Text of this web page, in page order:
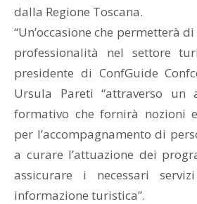
dalla Regione Toscana.
“Un’occasione che permetterà
professionalità nel settore
presidente di ConfGuide
Ursula Pareti “attraverso un
formativo che fornirà nozioni
per l’accompagnamento di
a curare l’attuazione dei
assicurare i necessari
informazione turistica”.